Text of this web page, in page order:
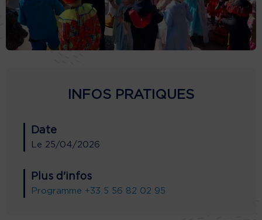
INFOS PRATIQUES
Date
Le 25/04/2026
Plus d'infos
Programme +33 5 56 82 02 95